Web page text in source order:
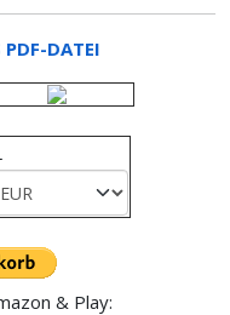
PDF-DATEI
& Play: